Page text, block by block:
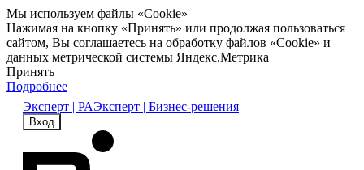
Мы используем файлы «Cookie»
Нажимая на кнопку «Принять» или продолжая пользоваться
сайтом, Вы соглашаетесь на обработку файлов «Cookie» и
данных метрической системы Яндекс.Метрика
Принять
Подробнее
Эксперт | РАЭксперт | Бизнес-решения
Вход